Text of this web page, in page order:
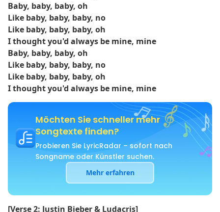
Baby, baby, baby, oh
Like baby, baby, baby, no
Like baby, baby, baby, oh
I thought you'd always be mine, mine
Baby, baby, baby, oh
Like baby, baby, baby, no
Like baby, baby, baby, oh
I thought you'd always be mine, mine
Möchten Sie schneller mehr
Songtexte finden?
Probieren Sie LyricRadar – sofort nach
Songname oder Künstler suchen.
Mehr erfahren
[Verse 2: Justin Bieber & Ludacris]